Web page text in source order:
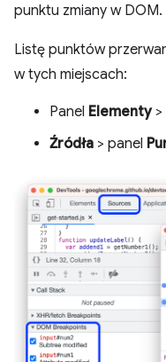
punktu zmiany w DOM.
Listę punktów
w tych miejscach:
Panel Elementy>
Źródła > panel